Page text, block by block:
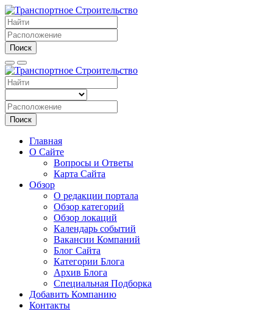
Поиск
Поиск
Главная
О Сайте
Вопросы и Ответы
Карта Сайта
Обзор
О редакции портала
Обзор категорий
Обзор локаций
Календарь событий
Вакансии Компаний
Блог Сайта
Категории Блога
Архив Блога
Специальная Подборка
Добавить Компанию
Контакты